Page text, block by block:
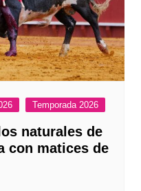
Temporada 2026
naturales de
con matices de